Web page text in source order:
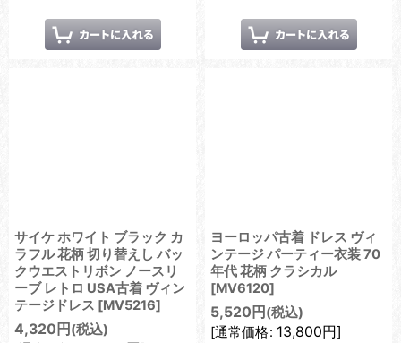
サイケ ホワイト ブラック カ
ラフル 花柄 切り替えし バッ
クウエストリボン ノースリ
ーブ レトロ USA古着 ヴィン
テージドレス [MV5216]
4,320 円 (税込)
ヨーロッパ古着 ドレス ヴィ
ンテージ パーティー衣装 70
年代 花柄 クラシカル
[MV6120]
5,520 円 (税込)
[通常価格: 13,800円]